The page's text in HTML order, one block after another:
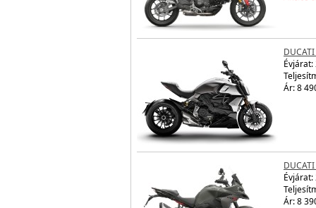
Évjárat:
Ár: 8
Évjárat:
Ár: 8